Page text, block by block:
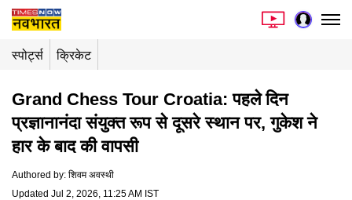
स्पोर्ट्स क्रिकेट
Grand Chess Tour Croatia: पहले दिन
प्रज्ञानानंदा संयुक्त रूप से दूसरे स्थान पर, गुकेश ने
हार के बाद की वापसी
Authored by: शिवम अवस्थी
Updated Jul 2, 2026, 11:25 AM IST